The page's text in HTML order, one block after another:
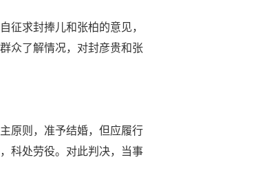
征求封捧儿和张柏的意见，
众了解情况，对封彦贵和张
原则，准予结婚，但应履行
科处劳役。对此判决，当事